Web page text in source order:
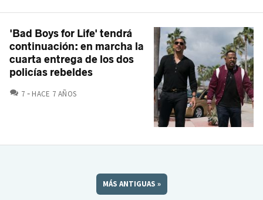
'Bad Boys for Life' tendrá
continuación: en marcha la
cuarta entrega de los dos
policías rebeldes
7 COMENTARIOS
HACE 7 AÑOS
MÁS ANTIGUAS »